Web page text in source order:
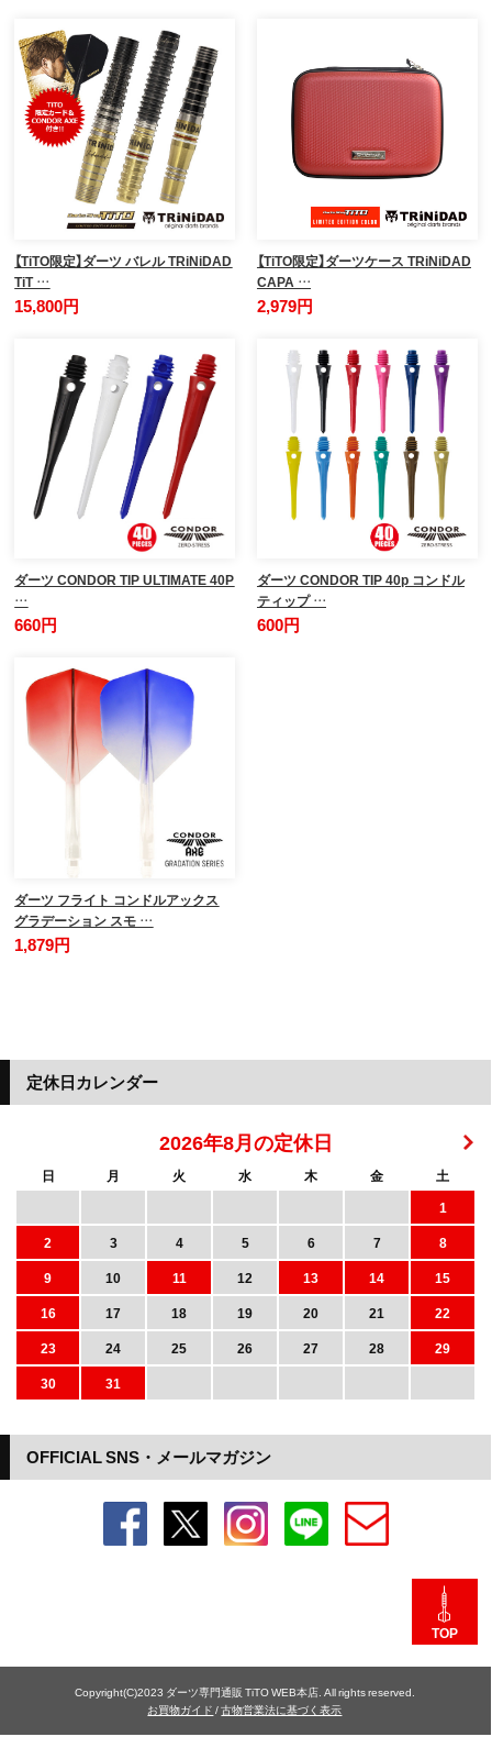
【TiTO限定】ダーツ バレル TRiNiDAD
TiT …
15,800円
【TiTO限定】ダーツケース TRiNiDAD
CAPA …
2,979円
ダーツ CONDOR TIP ULTIMATE 40P
…
660円
ダーツ CONDOR TIP 40p コンドル
ティップ …
600円
ダーツ フライト コンドルアックス
グラデーション スモ …
1,879円
OFFICIAL SNS・メールマガジン
定休日カレンダー
2026年8月の定休日
日 月 火 水 木 金
土
1
2
3 4 5 6 7
8
9
10 11 12 13 14
15
16
17 18 19 20 21
22
23
24 25 26 27 28
29
30
31
TOP
Copyright(C)2023 ダーツ専門通販 TiTO WEB本店. All rights reserved.
お買物ガイド /古物営業法に基づく表示